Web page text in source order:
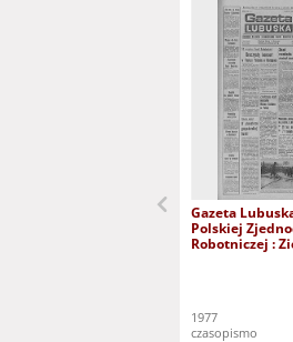
Gazeta
Polskiej
Robotniczej :
1977
czasopismo